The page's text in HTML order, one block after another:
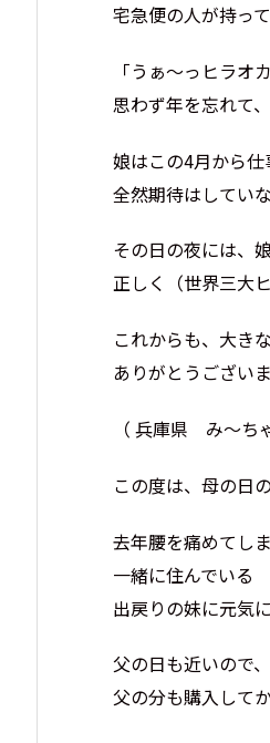
宅急便の人が持っ
「うぁ～っヒラオ
思わず年を忘れて
娘はこの4月から仕
全然期待はしてい
その日の夜には、
正しく（世界三大
これからも、大き
ありがとうござい
（ 兵庫県 み～ち
この度は、母の日
去年腰を痛めてし
一緒に住んでいる
出戻りの妹に元気
父の日も近いので、
父の分も購入して